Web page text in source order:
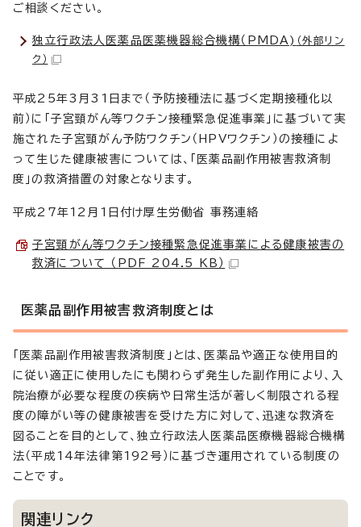
ご相談ください。
独立行政法人医薬品医薬機器総合機構（PMDA) （外部リン
ク）
平成25年3月31日まで（予防接種法に基づく定期接種化以
前）に「子宮頸がん等ワクチン接種緊急促進事業」に基づいて実
施された子宮頸がん予防ワクチン（HPVワクチン）の接種によ
って生じた健康被害については、「医薬品副作用被害救済制
度」の救済措置の対象となります。
平成27年12月1日付け厚生労働省 事務連絡
子宮頸がん等ワクチン接種緊急促進事業による健康被害の
救済について （PDF 204.5 KB）
医薬品副作用被害救済制度とは
「医薬品副作用被害救済制度」とは、医薬品や適正な使用目的
に従い適正に使用したにも関わらず発生した副作用により、入
院治療が必要な程度の疾病や日常生活が著しく制限される程
度の障がい等の健康被害を受けた方に対して、迅速な救済を
図ることを目的として、独立行政法人医薬品医療機器総合機構
法（平成14年法律第192号）に基づき運用されている制度の
ことです。
関連リンク